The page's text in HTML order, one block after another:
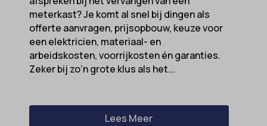
meterkast? Je komt al snel bij dingen als
offerte aanvragen, prijsopbouw, keuze voor
een elektricien, materiaal- en
arbeidskosten, voorrijkosten én garanties.
Zeker bij zo’n grote klus als het...
Lees Meer